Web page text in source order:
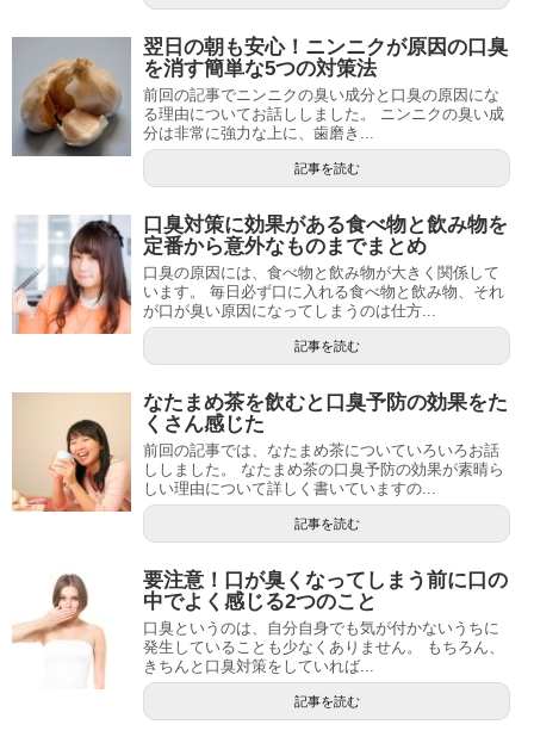
翌日の朝も安心！ニンニクが原因の口臭
を消す簡単な5つの対策法
前回の記事でニンニクの臭い成分と口臭の原因にな
る理由についてお話ししました。 ニンニクの臭い成
分は非常に強力な上に、歯磨き...
記事を読む
口臭対策に効果がある食べ物と飲み物を
定番から意外なものまでまとめ
口臭の原因には、食べ物と飲み物が大きく関係して
います。 毎日必ず口に入れる食べ物と飲み物、それ
が口が臭い原因になってしまうのは仕方...
記事を読む
なたまめ茶を飲むと口臭予防の効果をた
くさん感じた
前回の記事では、なたまめ茶についていろいろお話
ししました。 なたまめ茶の口臭予防の効果が素晴ら
しい理由について詳しく書いていますの...
記事を読む
要注意！口が臭くなってしまう前に口の
中でよく感じる2つのこと
口臭というのは、自分自身でも気が付かないうちに
発生していることも少なくありません。 もちろん、
きちんと口臭対策をしていれば...
記事を読む